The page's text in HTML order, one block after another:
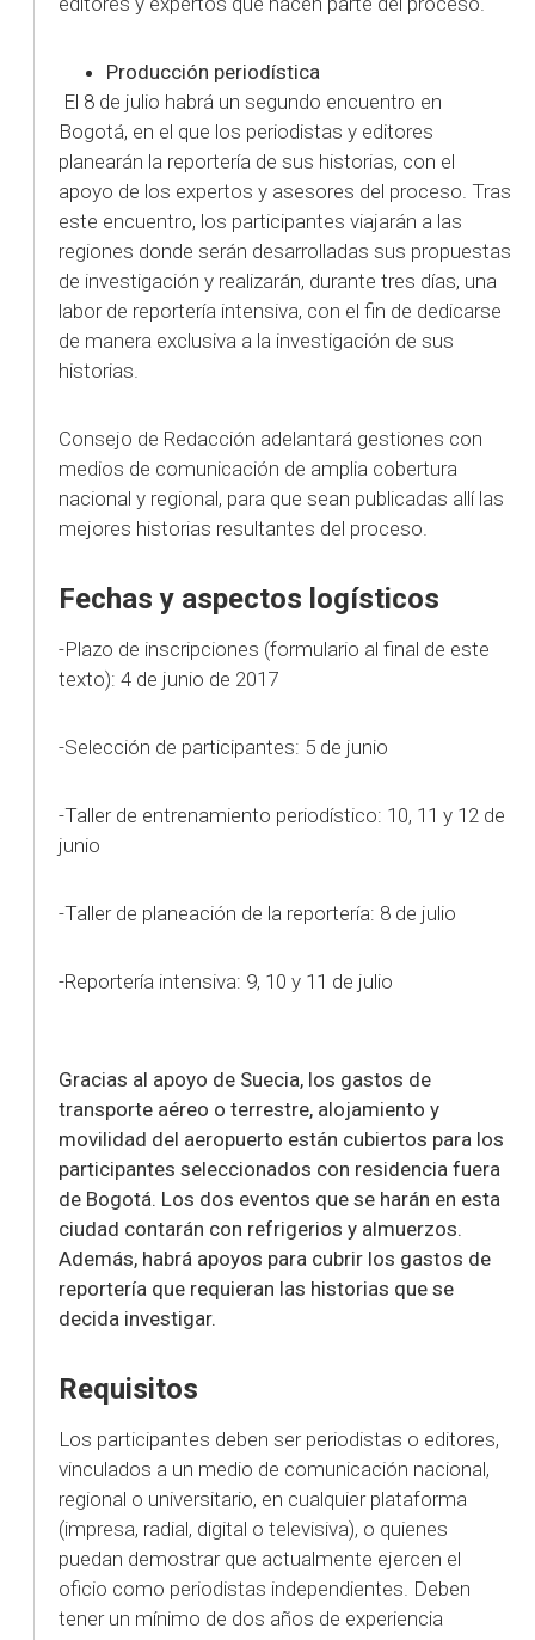
Producción periodística
El 8 de julio habrá un segundo encuentro en
Bogotá, en el que los periodistas y editores
planearán la reportería de sus historias, con el
apoyo de los expertos y asesores del proceso. Tras
este encuentro, los participantes viajarán a las
regiones donde serán desarrolladas sus propuestas
de investigación y realizarán, durante tres días, una
labor de reportería intensiva, con el fin de dedicarse
de manera exclusiva a la investigación de sus
historias.
Consejo de Redacción adelantará gestiones con
medios de comunicación de amplia cobertura
nacional y regional, para que sean publicadas allí las
mejores historias resultantes del proceso.
Fechas y aspectos logísticos
-Plazo de inscripciones (formulario al final de este
texto): 4 de junio de 2017
-Selección de participantes: 5 de junio
-Taller de entrenamiento periodístico: 10, 11 y 12 de
junio
-Taller de planeación de la reportería: 8 de julio
-Reportería intensiva: 9, 10 y 11 de julio
Gracias al apoyo de Suecia, los gastos de
transporte aéreo o terrestre, alojamiento y
movilidad del aeropuerto están cubiertos para los
participantes seleccionados con residencia fuera
de Bogotá. Los dos eventos que se harán en esta
ciudad contarán con refrigerios y almuerzos.
Además, habrá apoyos para cubrir los gastos de
reportería que requieran las historias que se
decida investigar.
Requisitos
Los participantes deben ser periodistas o editores,
vinculados a un medio de comunicación nacional,
regional o universitario, en cualquier plataforma
(impresa, radial, digital o televisiva), o quienes
puedan demostrar que actualmente ejercen el
oficio como periodistas independientes. Deben
tener un mínimo de dos años de experiencia